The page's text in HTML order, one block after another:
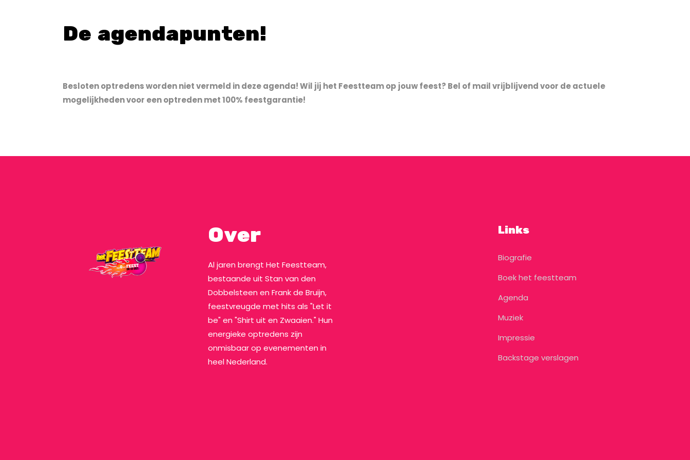
De agendapunten!
Besloten optredens worden niet vermeld in deze agenda! Wil jij het Feestteam op jouw feest? Bel of mail vrijblijvend voor de actuele
mogelijkheden voor een optreden met 100% feestgarantie!
Over
Al jaren brengt Het Feestteam,
bestaande uit Stan van den
Dobbelsteen en Frank de Bruijn,
feestvreugde met hits als "Let it
be" en "Shirt uit en Zwaaien." Hun
energieke optredens zijn
onmisbaar op evenementen in
heel Nederland.
Links
Biografie
Boek het feestteam
Agenda
Muziek
Impressie
Backstage verslagen